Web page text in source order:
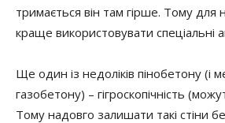
тримається він там гірше. Тому для
краще використовувати спеціальні
Ще один із недоліків пінобетону (і
газобетону) – гігроскопічність
Тому надовго залишати такі стіни